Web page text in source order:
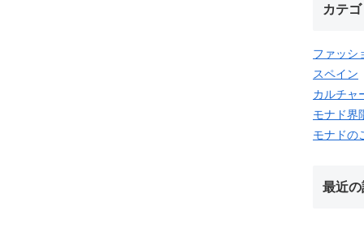
カテ
ファッシ
スペイン
カルチャ
モナド界
モナドの
最近